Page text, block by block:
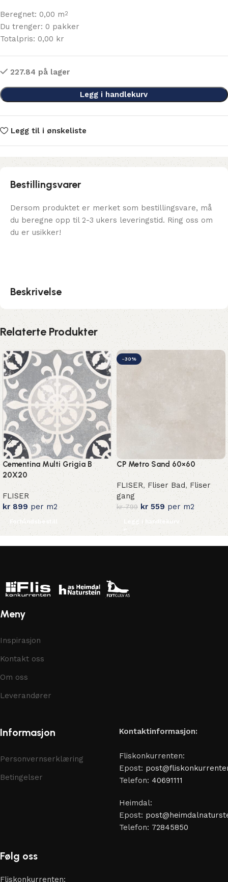
Beregnet: 0,00 m2
Du trenger: 0 pakker
Totalpris: 0,00 kr
227.84 på lager
Legg i handlekurv
Legg til i ønskeliste
Bestillingsvarer
Dersom produktet er merket som bestillingsvare, må
du beregne opp til 2-3 ukers leveringstid. Ring oss om
du er usikker!
Beskrivelse
Relaterte Produkter
Cementina Multi Grigia B
20X20
FLISER
kr899per m2
Forhåndsbestill
-30%
CP Metro Sand 60×60
FLISER,Fliser Bad, Fliser
gang
kr799 kr 559per m2
Legg i handlekurv
Meny
Inspirasjon
Kontakt oss
Om oss
Leverandører
Informasjon
Personvernserklæring
Betingelser
Kontaktinformasjon:
Fliskonkurrenten:
Epost:
Telefon: 40691111
Heimdal:
Epost:
Telefon: 72845850
Følg oss
Fliskonkurrenten: